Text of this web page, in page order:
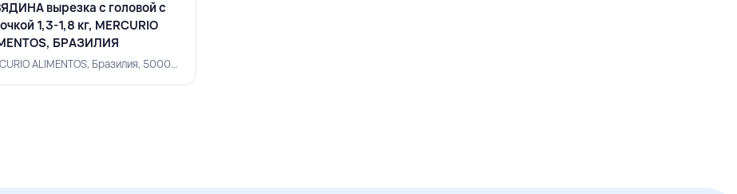
вырезка с головой с
1,3-1,8 кг, MERCURIO
БРАЗИЛИЯ
MERCURIO ALIMENTOS, Бразилия, 500002227